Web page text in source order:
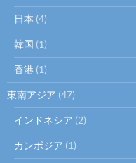
日本 (4)
韓国 (1)
香港 (1)
東南アジア (47)
インドネシア (2)
カンボジア (1)